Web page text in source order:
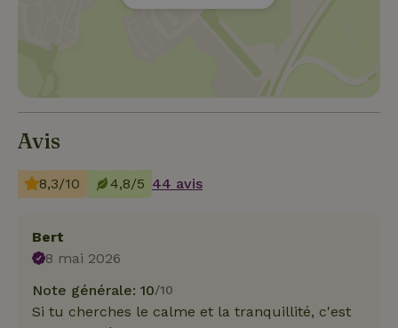
Avis
8,3/10 4,8/5 44 avis
Bert
8 mai 2026
Note générale: 10/10
Si tu cherches le calme et la tranquillité, c'est